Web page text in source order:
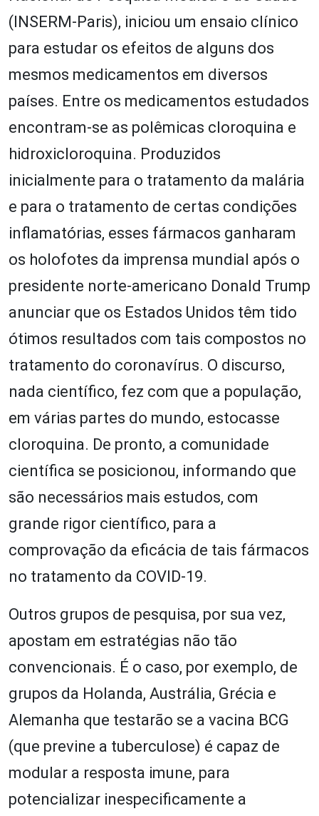
(INSERM-Paris), iniciou um ensaio clínico
para estudar os efeitos de alguns dos
mesmos medicamentos em diversos
países. Entre os medicamentos estudados
encontram-se as polêmicas cloroquina e
hidroxicloroquina. Produzidos
inicialmente para o tratamento da malária
e para o tratamento de certas condições
inflamatórias, esses fármacos ganharam
os holofotes da imprensa mundial após o
presidente norte-americano Donald Trump
anunciar que os Estados Unidos têm tido
ótimos resultados com tais compostos no
tratamento do coronavírus. O discurso,
nada científico, fez com que a população,
em várias partes do mundo, estocasse
cloroquina. De pronto, a comunidade
científica se posicionou, informando que
são necessários mais estudos, com
grande rigor científico, para a
comprovação da eficácia de tais fármacos
no tratamento da COVID-19.
Outros grupos de pesquisa, por sua vez,
apostam em estratégias não tão
convencionais. É o caso, por exemplo, de
grupos da Holanda, Austrália, Grécia e
Alemanha que testarão se a vacina BCG
(que previne a tuberculose) é capaz de
modular a resposta imune, para
potencializar inespecificamente a